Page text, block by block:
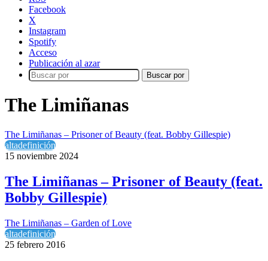
Facebook
X
Instagram
Spotify
Acceso
Publicación al azar
Buscar por
The Limiñanas
The Limiñanas – Prisoner of Beauty (feat. Bobby Gillespie)
altadefinición
15 noviembre 2024
The Limiñanas – Prisoner of Beauty (feat.
Bobby Gillespie)
The Limiñanas – Garden of Love
altadefinición
25 febrero 2016